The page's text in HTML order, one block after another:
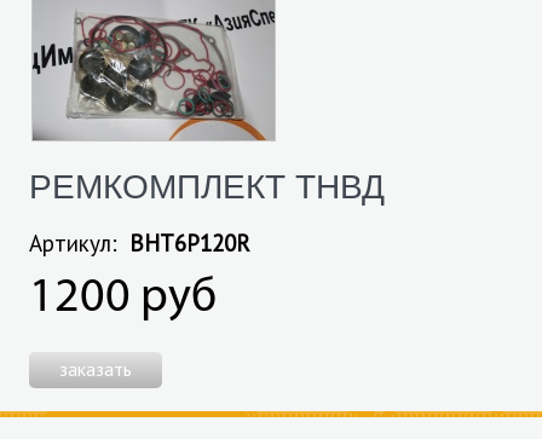
РЕМКОМПЛЕКТ ТНВД
Артикул: BHT6P120R
1200 руб
заказать